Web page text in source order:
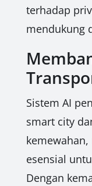
terhadap
mendukung
Sistem AI
smart city
esensial
Dengan